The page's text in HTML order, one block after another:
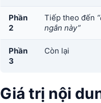
Phần
2
Tiếp theo đến
ngắn này”
Phần
3
Còn lại
Giá trị nội